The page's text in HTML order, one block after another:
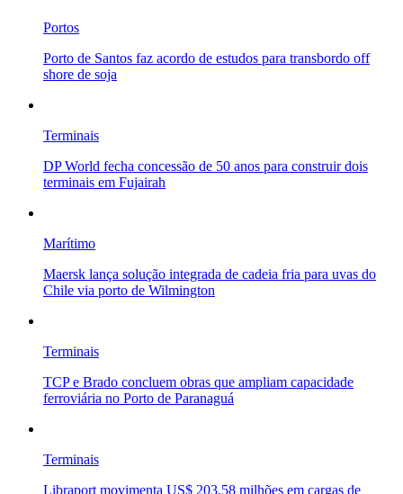
Portos
Porto de Santos faz acordo de estudos para transbordo off
shore de soja
Terminais
DP World fecha concessão de 50 anos para construir dois
terminais em Fujairah
Marítimo
Maersk lança solução integrada de cadeia fria para uvas do
Chile via porto de Wilmington
Terminais
TCP e Brado concluem obras que ampliam capacidade
ferroviária no Porto de Paranaguá
Terminais
Libraport movimenta US$ 203,58 milhões em cargas de